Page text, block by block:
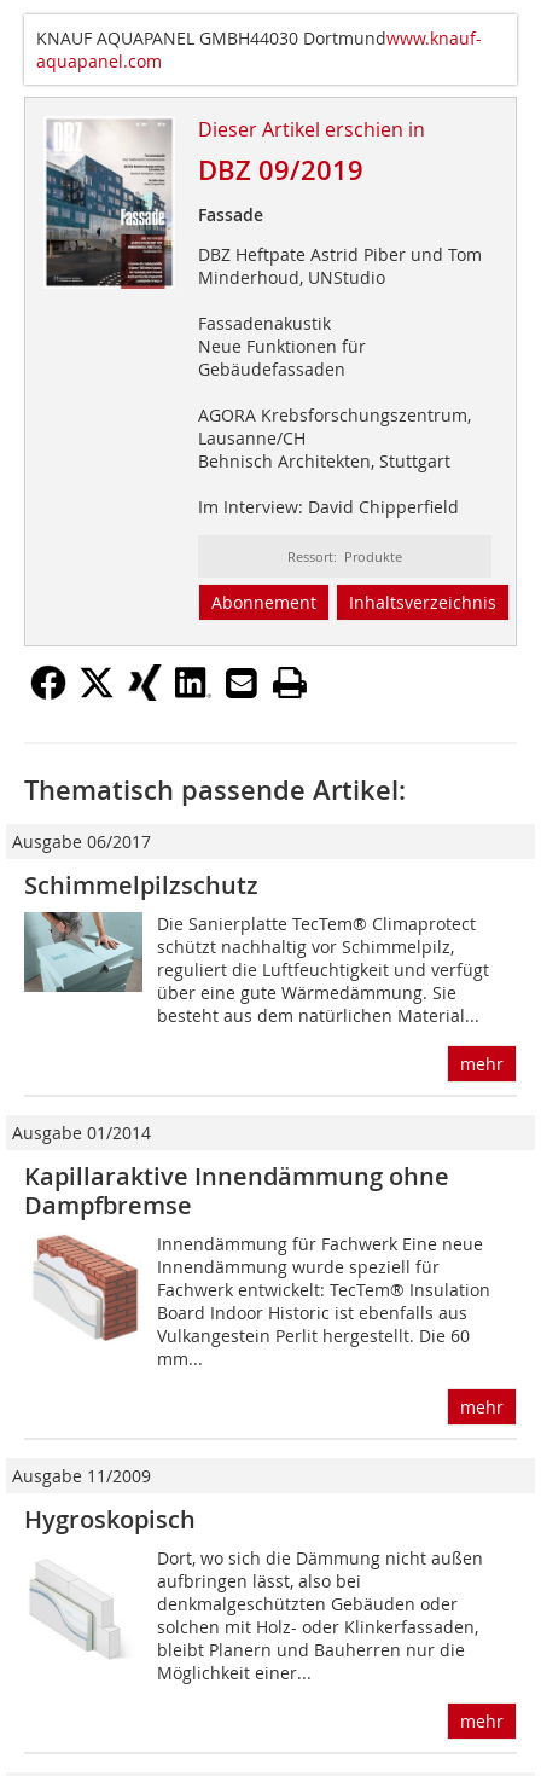
KNAUF AQUAPANEL GMBH44030 Dortmundwww.knauf-
aquapanel.com
Dieser Artikel erschien in
DBZ 09/2019
Fassade
DBZ Heftpate Astrid Piber und Tom
Minderhoud, UNStudio
Fassadenakustik
Neue Funktionen für
Gebäudefassaden
AGORA Krebsforschungszentrum,
Lausanne/CH
Behnisch Architekten, Stuttgart
Im Interview: David Chipperfield
Ressort: Produkte
Abonnement Inhaltsverzeichnis
Thematisch passende Artikel:
Ausgabe 06/2017
Schimmelpilzschutz
Die Sanierplatte TecTem® Climaprotect
schützt nachhaltig vor Schimmelpilz,
reguliert die Luftfeuchtigkeit und verfügt
über eine gute Wärmedämmung. Sie
besteht aus dem natürlichen Material...
mehr
Ausgabe 01/2014
Kapillaraktive Innendämmung ohne
Dampfbremse
Innendämmung für Fachwerk Eine neue
Innendämmung wurde speziell für
Fachwerk entwickelt: TecTem® Insulation
Board Indoor Historic ist ebenfalls aus
Vulkangestein Perlit hergestellt. Die 60
mm...
mehr
Ausgabe 11/2009
Hygroskopisch
Dort, wo sich die Dämmung nicht außen
aufbringen lässt, also bei
denkmalgeschützten Gebäuden oder
solchen mit Holz- oder Klinkerfassaden,
bleibt Planern und Bauherren nur die
Möglichkeit einer...
mehr